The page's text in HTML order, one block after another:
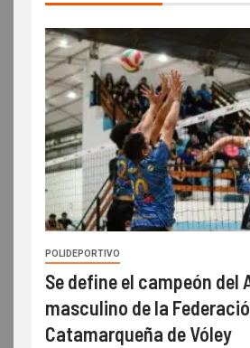
POLIDEPORTIVO
Se define el campeón del
masculino de la
Catamarqueña de Vóley